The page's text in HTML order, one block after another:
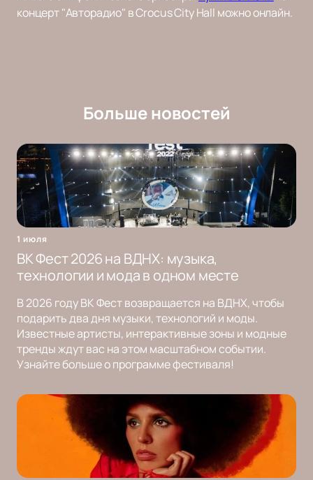
концерт "Авторадио" в Crocus City Hall можно онлайн.
Больше новостей
1 июля
ВК Фест 2026 на ВДНХ: музыка,
технологии и мода в одном месте
В 2026 году ВК Фест возвращается на ВДНХ, чтобы
подарить два дня музыки, технологий и моды.
Известные артисты, интерактивные зоны и модные
тренды ждут вас на этом масштабном событии.
Узнайте больше о программе фестиваля!